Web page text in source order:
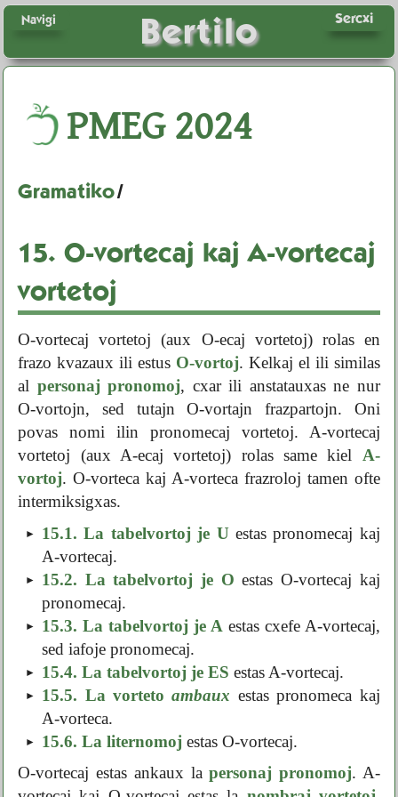
Bertilo Sercxi
Navigi
PMEG2024
Gramatiko/
15. O-vortecaj kaj A-vortecaj
vortetoj
O-vortecaj vortetoj (aux O-ecaj vortetoj) rolas en
frazo kvazaux ili estus O-vortoj. Kelkaj el ili similas
al personaj pronomoj, cxar ili anstatauxas ne nur
O-vortojn, sed tutajn O-vortajn frazpartojn. Oni
povas nomi ilin pronomecaj vortetoj. A-vortecaj
vortetoj (aux A-ecaj vortetoj) rolas same kiel A-
vortoj. O-vorteca kaj A-vorteca frazroloj tamen ofte
intermiksigxas.
15.1. La tabelvortoj je Uestas pronomecaj kaj
A-vortecaj.
15.2. La tabelvortoj je O estas O-vortecaj kaj
pronomecaj.
15.3. La tabelvortoj je A estas cxefe A-vortecaj,
sed iafoje pronomecaj.
15.4. La tabelvortoj je ES estas A-vortecaj.
15.5. La vortetoambaux estas pronomeca kaj
A-vorteca.
15.6. La liternomoj estas O-vortecaj.
O-vortecaj estas ankaux lapersonaj pronomoj. A-